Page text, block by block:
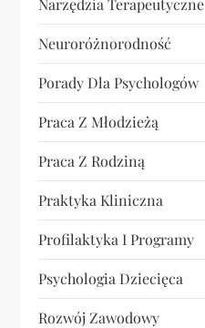
Narzędzia Terapeutyczne
Neuroróżnorodność
Porady Dla Psychologów
Praca Z Młodzieżą
Praca Z Rodziną
Praktyka Kliniczna
Profilaktyka I Programy
Psychologia Dziecięca
Rozwój Zawodowy